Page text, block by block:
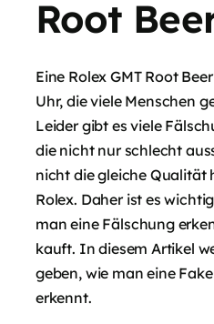
Root
Eine Rolex GMT Root
Uhr, die viele Menschen
Leider gibt es viele
die nicht nur schlecht
nicht die gleiche Qualität
Rolex. Daher ist es
man eine Fälschung
kauft. In diesem Artikel
geben, wie man eine
erkennt.